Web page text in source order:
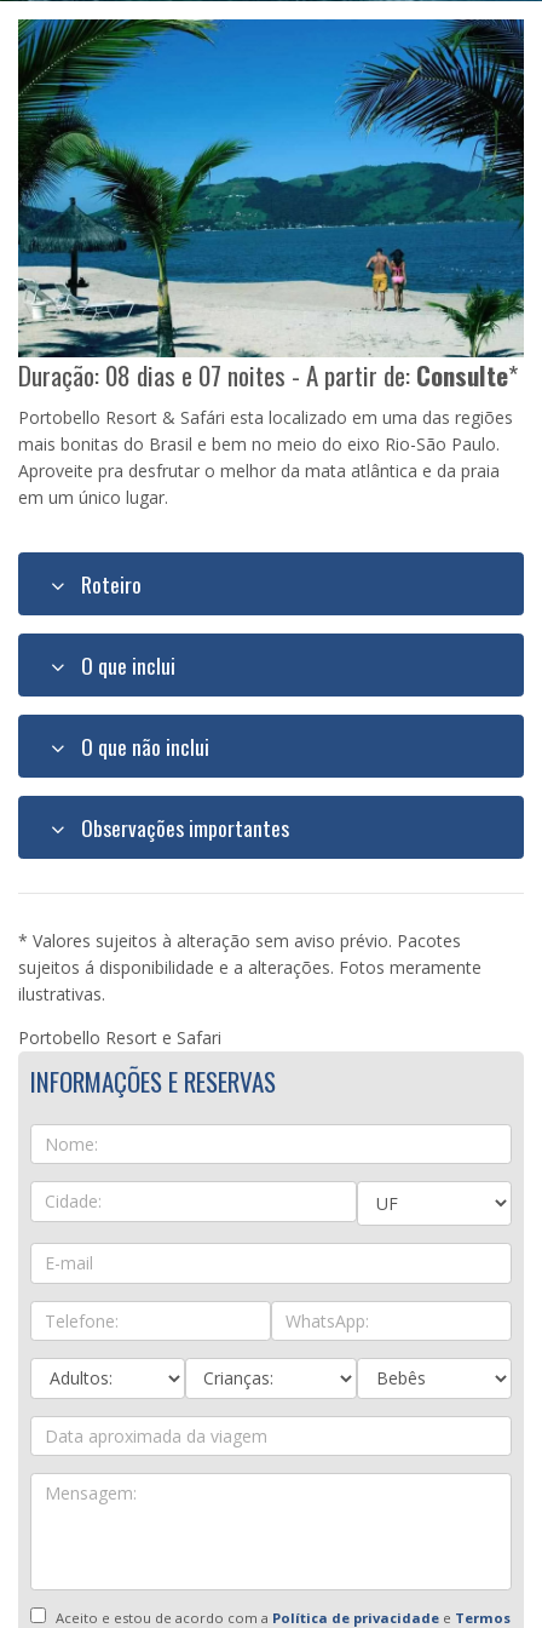
Duração: 08 dias e 07 noites - A partir de:Consulte*
Portobello Resort & Safári esta localizado em uma das regiões
mais bonitas do Brasil e bem no meio do eixo Rio-São Paulo.
Aproveite pra desfrutar o melhor da mata atlântica e da praia
em um único lugar.
Roteiro
O que inclui
O que não inclui
Observações importantes
* Valores sujeitos à alteração sem aviso prévio. Pacotes
sujeitos á disponibilidade e a alterações. Fotos meramente
ilustrativas.
Portobello Resort e Safari
INFORMAÇÕES E RESERVAS
Aceito e estou de acordo com a Política de privacidadee Termos